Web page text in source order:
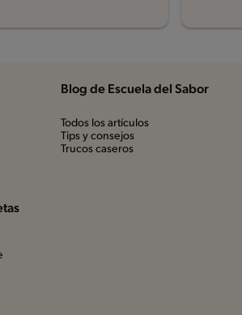
Blog de Escuela del Sabor
Todos los artículos
Tips y consejos
Trucos caseros